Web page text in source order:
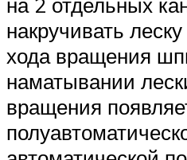
накручивать
хода вращения
наматывании
вращения